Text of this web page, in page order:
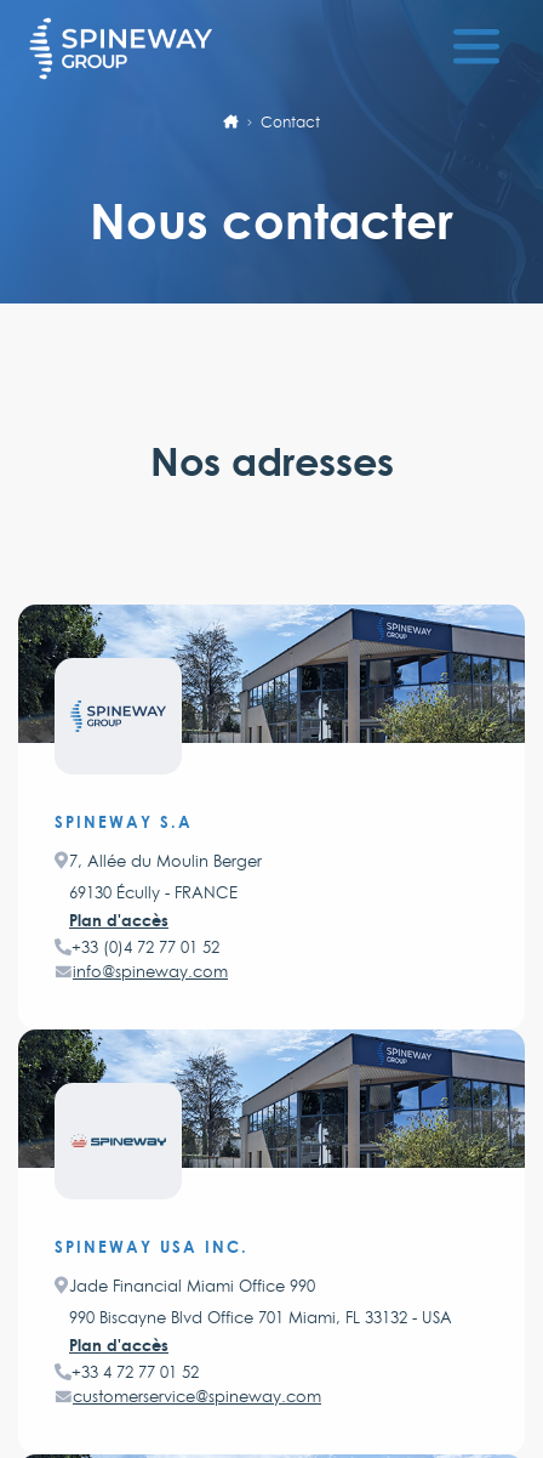
Contact
Nous contacter
Nos adresses
SPINEWAY S.A
7, Allée du Moulin Berger
69130 Écully - FRANCE
Plan d'accès
+33 (0)4 72 77 01 52
info@spineway.com
SPINEWAY USA INC.
Jade Financial Miami Office 990
990 Biscayne Blvd Office 701 Miami, FL 33132 - USA
Plan d'accès
+33 4 72 77 01 52
customerservice@spineway.com